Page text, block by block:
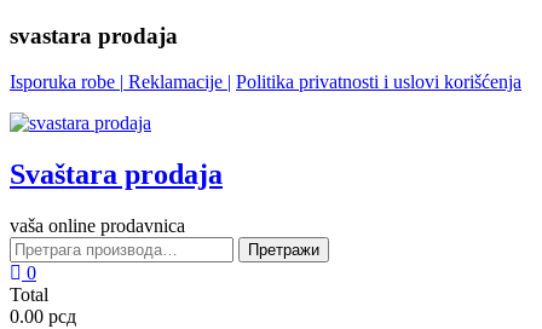
Skip
content
svastara prodaja
Isporuka robe | Reklamacije | Politika privatnosti i uslovi korišćenja
Svaštara prodaja
vaša online prodavnica
Претрага
за:
Претражи
0
Total
0.00 рсд